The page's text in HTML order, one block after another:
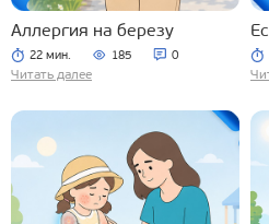
Аллергия на березу
22 мин. 185 0
Читать далее